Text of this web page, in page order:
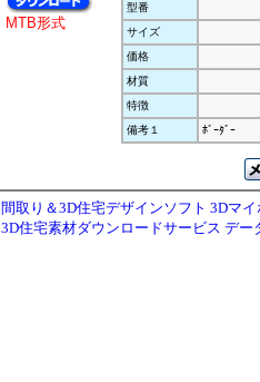
MTB形式
型番
サイズ
価格
材質
特徴
備考１
ﾎﾞｰﾀﾞｰ
間取り＆3D住宅デザインソフト 3Dマ
3D住宅素材ダウンロードサービス デー